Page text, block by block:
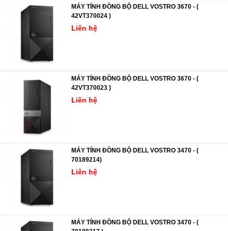
MÁY TÍNH ĐỒNG BỘ DELL VOSTRO 3670 - (
42VT370024 )
Liên hệ
MÁY TÍNH ĐỒNG BỘ DELL VOSTRO 3670 - (
42VT370023 )
Liên hệ
MÁY TÍNH ĐỒNG BỘ DELL VOSTRO 3470 - (
70189214)
Liên hệ
MÁY TÍNH ĐỒNG BỘ DELL VOSTRO 3470 - (